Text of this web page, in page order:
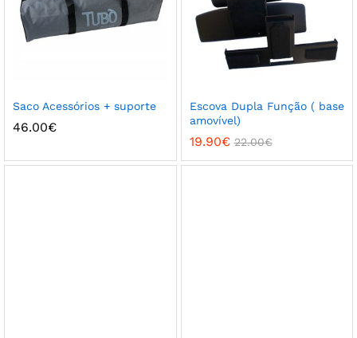
Saco Acessórios + suporte
46.00€
Escova Dupla Função ( base
amovível)
19.90€ 22.00€